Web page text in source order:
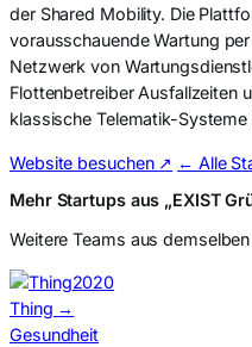
der Shared Mobility. Die
vorausschauende Wartung
Netzwerk von
Flottenbetreiber Ausfallzeiten
klassische Telematik-
Website besuchen ↗ ← Alle
Mehr Startups aus „EXIST
Weitere Teams aus
2020
Thing →
Gesundheit